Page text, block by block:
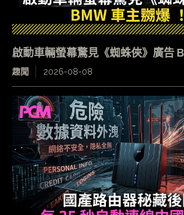
啟動車輛螢幕驚見《蜘蛛俠》廣告
趣聞 2026-08-08